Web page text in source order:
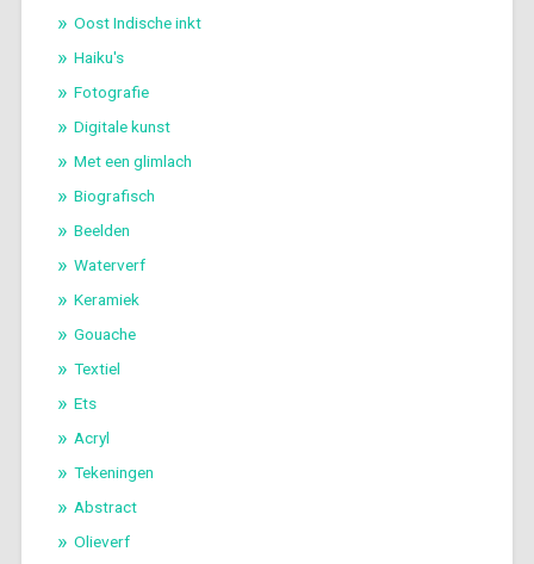
Oost Indische inkt
Haiku's
Fotografie
Digitale kunst
Met een glimlach
Biografisch
Beelden
Waterverf
Keramiek
Gouache
Textiel
Ets
Acryl
Tekeningen
Abstract
Olieverf